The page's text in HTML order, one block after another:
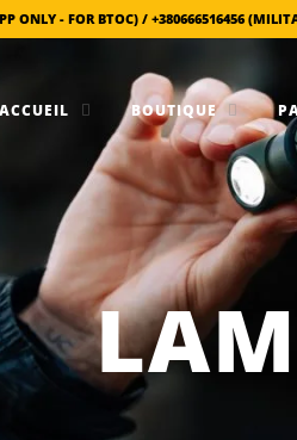
ONLY - FOR BTOC) / +380666516456
ACCUEIL BOUTIQUE